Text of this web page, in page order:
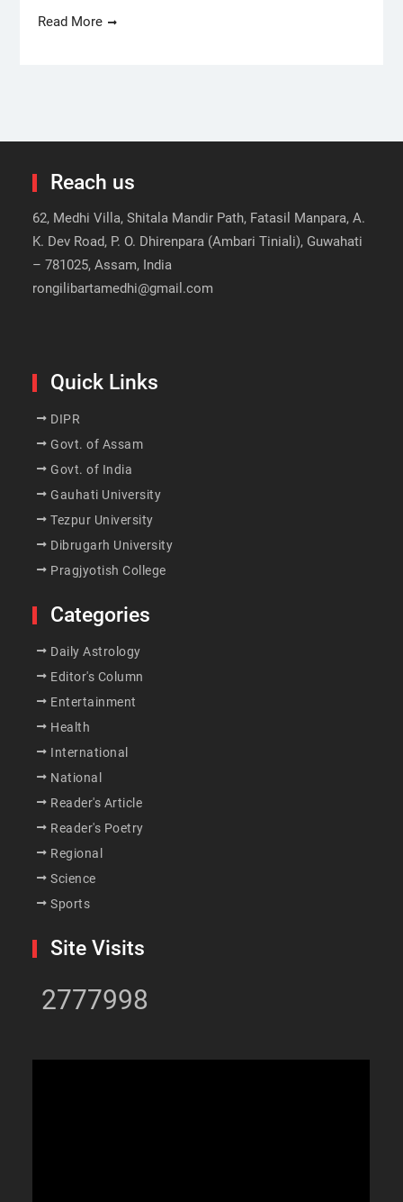
Read More
Reach us
62, Medhi Villa, Shitala Mandir Path, Fatasil Manpara, A.
K. Dev Road, P. O. Dhirenpara (Ambari Tiniali), Guwahati
– 781025, Assam, India
rongilibartamedhi@gmail.com
Quick Links
DIPR
Govt. of Assam
Govt. of India
Gauhati University
Tezpur University
Dibrugarh University
Pragjyotish College
Categories
Daily Astrology
Editor's Column
Entertainment
Health
International
National
Reader's Article
Reader's Poetry
Regional
Science
Sports
Site Visits
2777998